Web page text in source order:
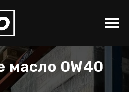
масло 0W40